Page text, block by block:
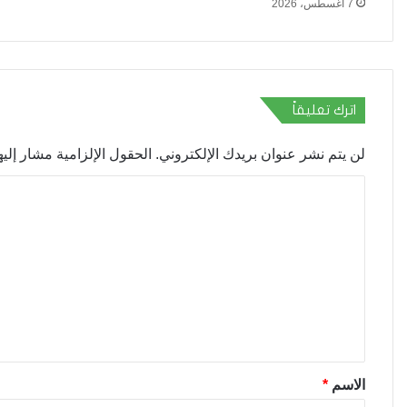
7 أغسطس، 2026
اترك تعليقاً
لن يتم نشر عنوان بريدك الإلكتروني. الحقول الإلزامية مشار
*الاسم *